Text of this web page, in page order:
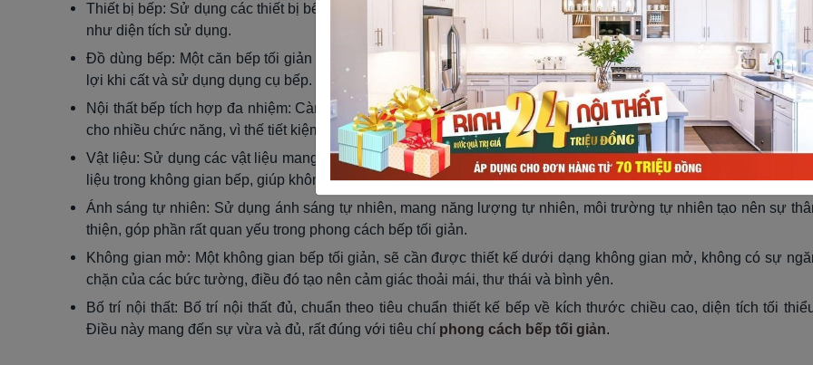
Thiết bị bếp: Sử dụng các thiết bị bếp đun nấu, nấu nướng thông minh và đa năng để giảm thiểu các thiết bị,
như diện tích sử dụng.
Đồ dùng bếp: Một căn bếp tối giản sẽ luôn sử dụng các hình thức cất giữ, với các thiết kế kéo, trượt đẩy để
lợi khi cất và sử dụng dụng cụ bếp.
Nội thất bếp tích hợp đa nhiệm: Càng muốn tối giản thì nội thất bếp càng cần tích hợp tính đa nhiệm, để sử
cho nhiều chức năng, vì thế tiết kiệm được diện tích, không gian sử dụng.
Vật liệu: Sử dụng các vật liệu mang tính chất bền và nhẹ như kính, gỗ, nhựa…và hạn chế sử dụng quá nhiều
liệu trong không gian bếp, giúp không gian bếp đơn giản, nhẹ nhàng, và rộng thoáng.
Ánh sáng tự nhiên: Sử dụng ánh sáng tự nhiên, mang năng lượng tự nhiên, môi trường tự nhiên tạo nên sự
thiện, góp phần rất quan yếu trong phong cách bếp tối giản.
Không gian mở: Một không gian bếp tối giản, sẽ cần được thiết kế dưới dạng không gian mở, không có sự
chặn của các bức tường, điều đó tạo nên cảm giác thoải mái, thư thái và bình yên.
Bố trí nội thất: Bố trí nội thất đủ, chuẩn theo tiêu chuẩn thiết kế bếp về kích thước chiều cao, diện tích tối
Điều này mang đến sự vừa và đủ, rất đúng với tiêu chí phong cách bếp tối giản.